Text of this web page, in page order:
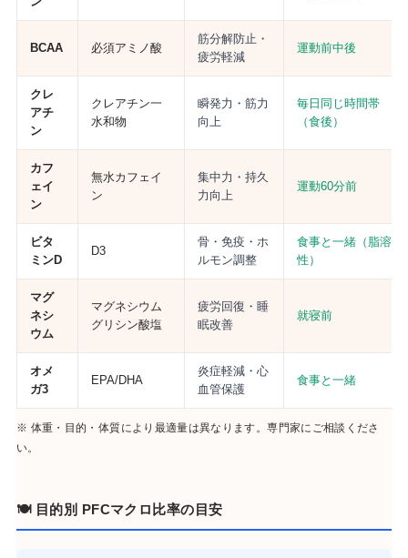
BCAA 必須アミノ酸
筋分解防止・
疲労軽減
運動前中後
クレ
アチ
ン
クレアチン一
水和物
瞬発力・筋力
向上
毎日同じ時間帯
（食後）
カフ
ェイ
ン
無水カフェイ
ン
集中力・持久
力向上
運動60分前
ビタ
ミンD
D3
骨・免疫・ホ
ルモン調整
食事と一緒（脂溶
性）
マグ
ネシ
ウム
マグネシウム
グリシン酸塩
疲労回復・睡
眠改善
就寝前
オメ
ガ3
EPA/DHA
炎症軽減・心
血管保護
食事と一緒
※ 体重・目的・体質により最適量は異なります。専門家にご相談くださ
い。
🍽 目的別 PFCマクロ比率の目安